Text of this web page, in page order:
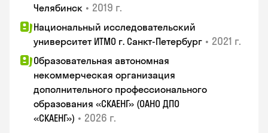
Челябинск • 2019 г.
Национальный исследовательский
университет ИТМО г. Санкт-Петербург • 2021 г.
Образовательная автономная
некоммерческая организация
дополнительного профессионального
образования «СКАЕНГ» (ОАНО ДПО
«СКАЕНГ») • 2026 г.